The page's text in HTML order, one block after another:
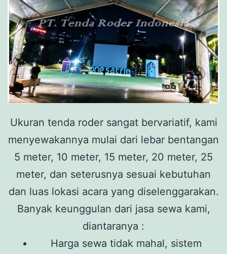
Ukuran tenda roder sangat bervariatif, kami
menyewakannya mulai dari lebar bentangan
5 meter, 10 meter, 15 meter, 20 meter, 25
meter, dan seterusnya sesuai kebutuhan
dan luas lokasi acara yang diselenggarakan.
Banyak keunggulan dari jasa sewa kami,
diantaranya :
Harga sewa tidak mahal, sistem